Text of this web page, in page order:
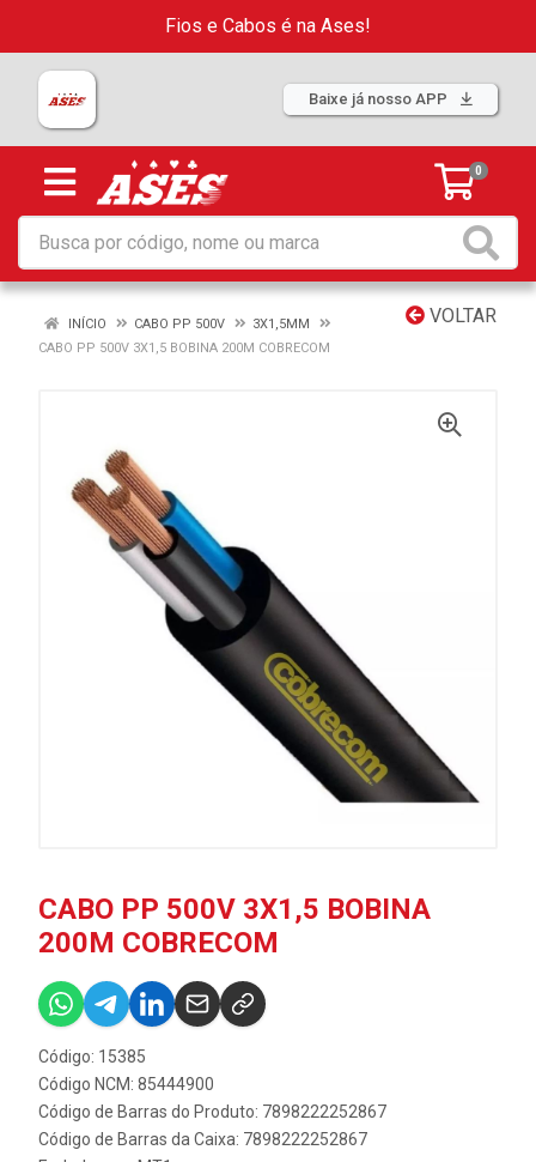
Fios e Cabos é na Ases!
Baixe já nosso APP
0
VOLTAR
INÍCIO CABO PP 500V
3X1,5MM
CABO PP 500V 3X1,5 BOBINA 200M COBRECOM
CABO PP 500V 3X1,5 BOBINA
200M COBRECOM
Código: 15385
Código NCM: 85444900
Código de Barras do Produto: 7898222252867
Código de Barras da Caixa: 7898222252867